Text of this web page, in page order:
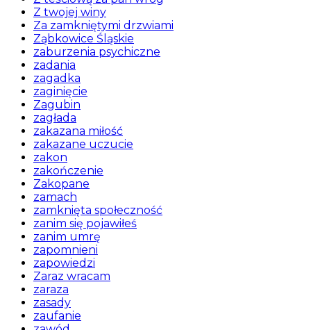
Z twojej winy
Za zamkniętymi drzwiami
Ząbkowice Śląskie
zaburzenia psychiczne
zadania
zagadka
zaginięcie
Zagubin
zagłada
zakazana miłość
zakazane uczucie
zakon
zakończenie
Zakopane
zamach
zamknięta społeczność
zanim się pojawiłeś
zanim umrę
zapomnieni
zapowiedzi
Zaraz wracam
zaraza
zasady
zaufanie